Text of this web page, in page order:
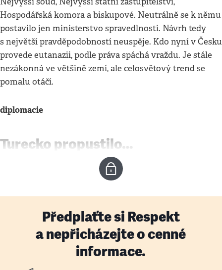
Hospodářská komora a biskupové. Neutrálně se k němu
postavilo jen ministerstvo spravedlnosti. Návrh tedy
s největší pravděpodobností neuspěje. Kdo nyní v Česku
provede eutanazii, podle práva spáchá vraždu. Je stále
nezákonná ve většině zemí, ale celosvětový trend se
pomalu otáčí.
diplomacie
Turecko propustilo…
Předplaťte si Respekt
a nepřicházejte o cenné
informace.